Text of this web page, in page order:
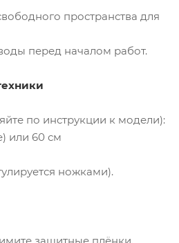
пространства для
перед началом работ.
по инструкции к модели):
или 60 см
ножками).
защитные плёнки.